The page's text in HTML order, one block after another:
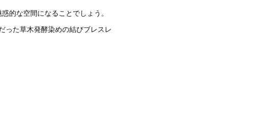
的な空間になることでしょう。
った草木発酵染めの結びブレスレ